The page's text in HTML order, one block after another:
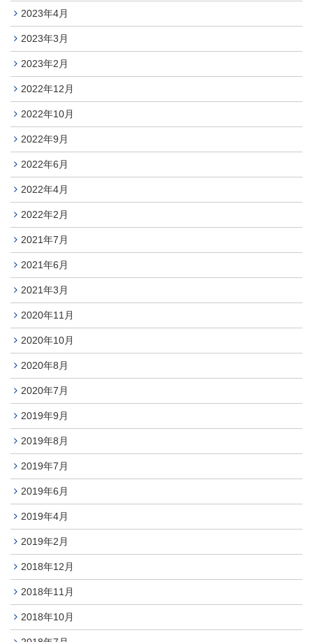
2023年4月
2023年3月
2023年2月
2022年12月
2022年10月
2022年9月
2022年6月
2022年4月
2022年2月
2021年7月
2021年6月
2021年3月
2020年11月
2020年10月
2020年8月
2020年7月
2019年9月
2019年8月
2019年7月
2019年6月
2019年4月
2019年2月
2018年12月
2018年11月
2018年10月